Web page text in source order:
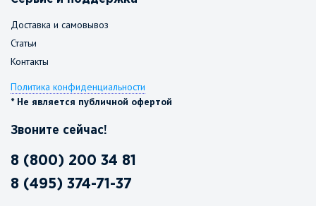
Доставка и самовывоз
Статьи
Контакты
Политика конфиденциальности
* Не является публичной офертой
Звоните сейчас!
8 (800) 200 34 81
8 (495) 374-71-37